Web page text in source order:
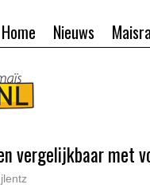
Nieuws
Home
vergelijkbaar met
jlentz